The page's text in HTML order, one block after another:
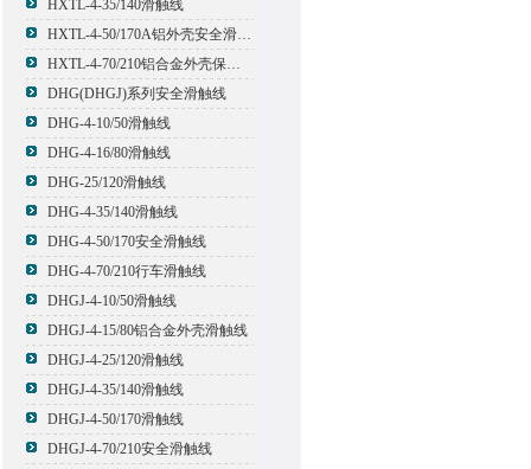
HXTL-4-35/140滑触线
HXTL-4-50/170A铝外壳安全滑触线
HXTL-4-70/210铝合金外壳保护多极管式滑触线
DHG(DHGJ)系列安全滑触线
DHG-4-10/50滑触线
DHG-4-16/80滑触线
DHG-25/120滑触线
DHG-4-35/140滑触线
DHG-4-50/170安全滑触线
DHG-4-70/210行车滑触线
DHGJ-4-10/50滑触线
DHGJ-4-15/80铝合金外壳滑触线
DHGJ-4-25/120滑触线
DHGJ-4-35/140滑触线
DHGJ-4-50/170滑触线
DHGJ-4-70/210安全滑触线